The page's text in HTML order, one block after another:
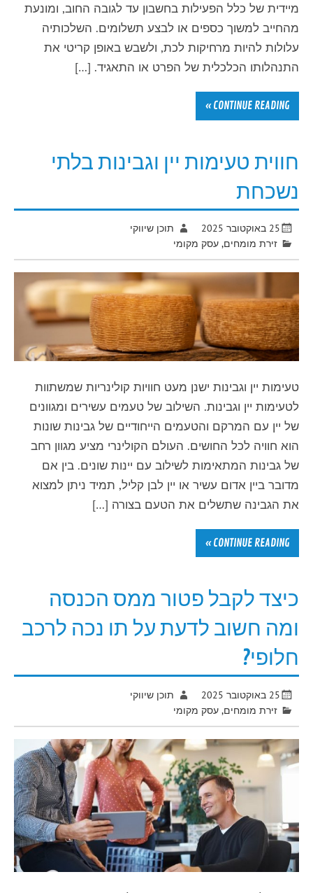
מיידית של כלל הפעילות בחשבון עד לגובה החוב, ומונעת
מהחייב למשוך כספים או לבצע תשלומים. השלכותיה
עלולות להיות מרחיקות לכת, ולשבש באופן קריטי את
התנהלותו הכלכלית של הפרט או התאגיד. […]
CONTINUE READING »
חווית טעימות יין וגבינות בלתי
נשכחת
25 באוקטובר 2025
תוכן שיווקי
זירת מומחים,עסק מקומי
טעימות יין וגבינות ישנן מעט חוויות קולינריות שמשתוות
לטעימות יין וגבינות. השילוב של טעמים עשירים ומגוונים
של יין עם המרקם והטעמים הייחודיים של גבינות שונות
הוא חוויה לכל החושים. העולם הקולינרי מציע מגוון רחב
של גבינות המתאימות לשילוב עם יינות שונים. בין אם
מדובר ביין אדום עשיר או יין לבן קליל, תמיד ניתן למצוא
את הגבינה שתשלים את הטעם בצורה […]
CONTINUE READING »
כיצד לקבל פטור ממס הכנסה
ומה חשוב לדעת על תו נכה לרכב
חלופי?
25 באוקטובר 2025
תוכן שיווקי
זירת מומחים,עסק מקומי